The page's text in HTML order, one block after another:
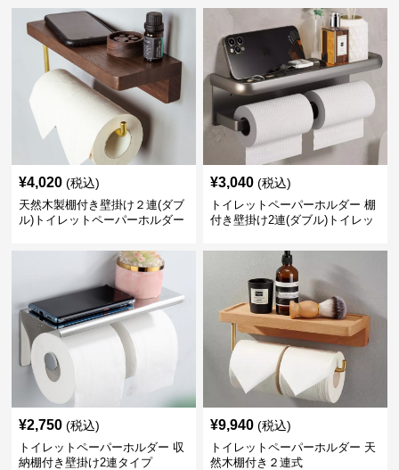
¥4,020 (税込)
天然木製棚付き壁掛け２連(ダブ
ル)トイレットペーパーホルダー
¥3,040 (税込)
トイレットペーパーホルダー 棚
付き壁掛け2連(ダブル)トイレッ
¥2,750 (税込)
トイレットペーパーホルダー 収
納棚付き壁掛け2連タイプ
¥9,940 (税込)
トイレットペーパーホルダー 天
然木棚付き２連式